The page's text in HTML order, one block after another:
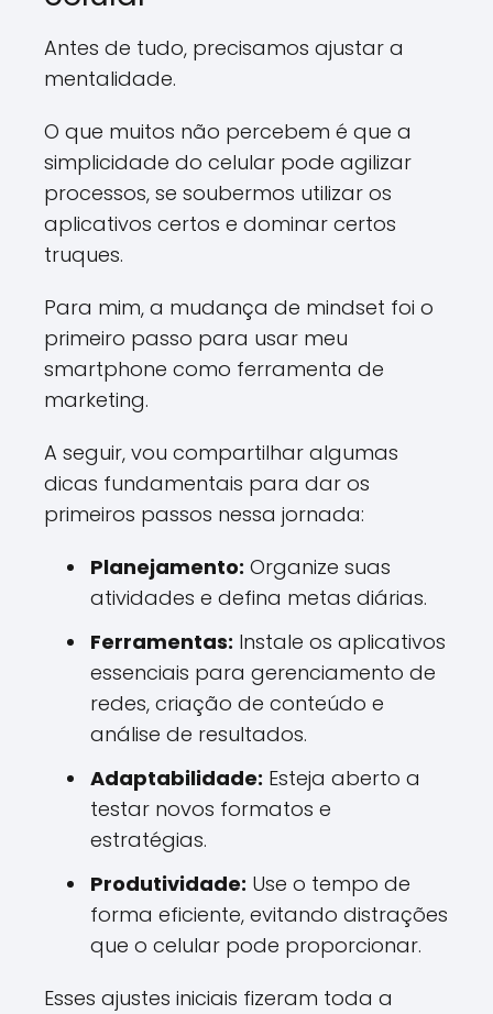
Antes de tudo, precisamos ajustar a
mentalidade.
O que muitos não percebem é que a
simplicidade do celular pode agilizar
processos, se soubermos utilizar os
aplicativos certos e dominar certos
truques.
Para mim, a mudança de mindset foi o
primeiro passo para usar meu
smartphone como ferramenta de
marketing.
A seguir, vou compartilhar algumas
dicas fundamentais para dar os
primeiros passos nessa jornada:
Planejamento: Organize suas
atividades e defina metas diárias.
Ferramentas: Instale os aplicativos
essenciais para gerenciamento de
redes, criação de conteúdo e
análise de resultados.
Adaptabilidade: Esteja aberto a
testar novos formatos e
estratégias.
Produtividade: Use o tempo de
forma eficiente, evitando distrações
que o celular pode proporcionar.
Esses ajustes iniciais fizeram toda a